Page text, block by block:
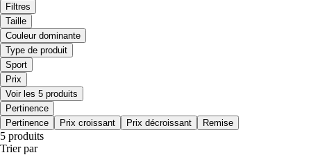
Filtres
Taille
Couleur dominante
Type de produit
Sport
Prix
Voir les 5 produits
Pertinence
Pertinence
Prix croissant Prix décroissant Remise
5 produits
Trier par